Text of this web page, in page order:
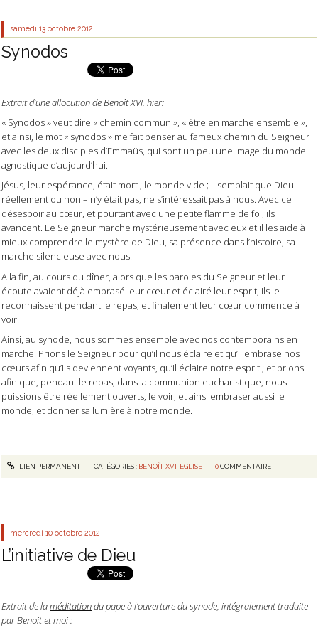
samedi 13 octobre 2012
Synodos
Extrait d’uneallocutionde Benoît XVI, hier:
« Synodos » veut dire « chemin commun », « être en marche ensemble »,
et ainsi, le mot « synodos » me fait penser au fameux chemin du Seigneur
avec les deux disciples d’Emmaüs, qui sont un peu une image du monde
agnostique d’aujourd’hui.
Jésus, leur espérance, était mort ; le monde vide ; il semblait que Dieu –
réellement ou non – n’y était pas, ne s’intéressait pas à nous. Avec ce
désespoir au cœur, et pourtant avec une petite flamme de foi, ils
avancent. Le Seigneur marche mystérieusement avec eux et il les aide à
mieux comprendre le mystère de Dieu, sa présence dans l’histoire, sa
marche silencieuse avec nous.
A la fin, au cours du dîner, alors que les paroles du Seigneur et leur
écoute avaient déjà embrasé leur cœur et éclairé leur esprit, ils le
reconnaissent pendant le repas, et finalement leur cœur commence à
voir.
Ainsi, au synode, nous sommes ensemble avec nos contemporains en
marche. Prions le Seigneur pour qu’il nous éclaire et qu’il embrase nos
cœurs afin qu’ils deviennent voyants, qu’il éclaire notre esprit ; et prions
afin que, pendant le repas, dans la communion eucharistique, nous
puissions être réellement ouverts, le voir, et ainsi embraser aussi le
monde, et donner sa lumière à notre monde.
LIEN PERMANENT CATÉGORIES : BENOÎT XVI, EGLISE 0COMMENTAIRE
mercredi 10 octobre 2012
L’initiative de Dieu
Extrait de laméditationdu pape à l’ouverture du synode, intégralement traduite
par Benoit et moi :